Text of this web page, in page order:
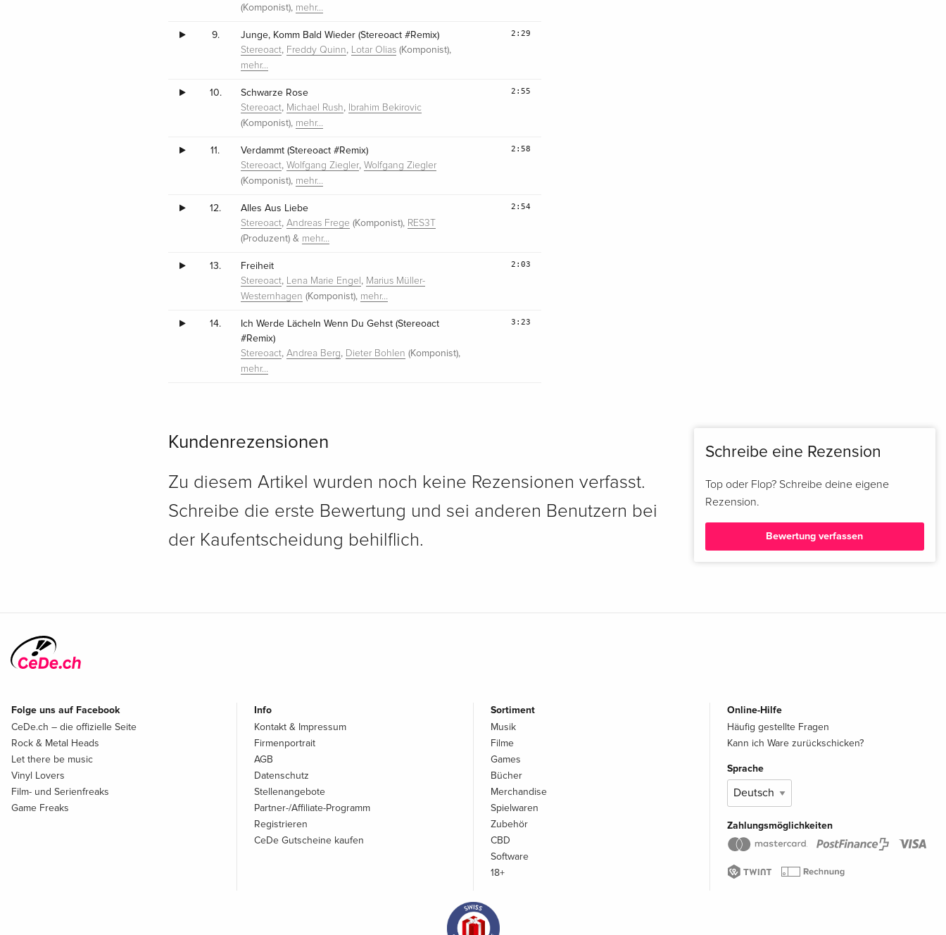
(Komponist), mehr…
9. Junge, Komm Bald Wieder (Stereoact #Remix)
Stereoact, Freddy Quinn, Lotar Olias (Komponist),
mehr…
2:29
10. Schwarze Rose
Stereoact, Michael Rush, Ibrahim Bekirovic
(Komponist), mehr…
2:55
11. Verdammt (Stereoact #Remix)
Stereoact,Wolfgang Ziegler,Wolfgang Ziegler
(Komponist), mehr…
2:58
12. Alles Aus Liebe
Stereoact,Andreas Frege (Komponist), RES3T
(Produzent) & mehr…
2:54
13. Freiheit
Stereoact, Lena Marie Engel , Marius Müller-
Westernhagen (Komponist), mehr…
2:03
14.
Ich Werde Lächeln Wenn Du Gehst (Stereoact
#Remix)
Stereoact,Andrea Berg, Dieter Bohlen (Komponist),
mehr…
3:23
Kundenrezensionen
Zu diesem Artikel wurden noch keine Rezensionen verfasst.
Schreibe die erste Bewertung und sei anderen Benutzern bei
der Kaufentscheidung behilflich.
Schreibe eine Rezension
Top oder Flop? Schreibe deine eigene
Rezension.
Bewertung verfassen
Folge uns auf Facebook
CeDe.ch – die offizielle Seite
Rock & Metal Heads
Let there be music
Vinyl Lovers
Film- und Serienfreaks
Game Freaks
Info
Kontakt & Impressum
Firmenportrait
AGB
Datenschutz
Stellenangebote
Partner-/Affiliate-Programm
Registrieren
CeDe Gutscheine kaufen
Sortiment
Musik
Filme
Games
Bücher
Merchandise
Spielwaren
Zubehör
CBD
Software
18+
Online-Hilfe
Häufig gestellte Fragen
Kann ich Ware zurückschicken?
Sprache
Zahlungsmöglichkeiten